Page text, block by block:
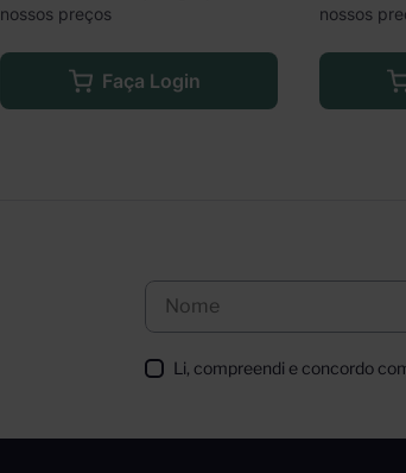
nossos preços
Faça Login
nossos
Li, compreendi e concordo